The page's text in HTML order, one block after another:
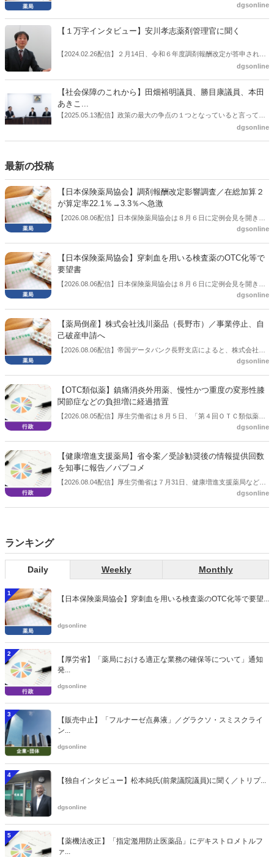
推進」などが目的とされることが多かった地域フォーミュラリの作
た。医薬品の安定供給確保だ。10月22日に開かれた「日本フォーミュ
飯田市）は、会員薬局から安定供給確保への強い要望があったことを
受け、安定供給確保が見込めるPPI３成分について銘柄を含めて選定
dgsonline
【１万字インタビュー】安川孝志薬剤管理官に聞く
【2024.02.26配信】２月14日、令和６年度調剤報酬改定が答申され
た。本紙では、厚生労働省保険局医療課・薬剤管理官の安川孝志氏
dgsonline
【社会保障のこれから】田畑裕明議員、勝目康議員、本田
あきこ...
【2025.05.13配信】政策の最大の争点の１つとなっていると言っても
よいのが社会保障のこれからのあり方だ。特に与党では、政府関係者
dgsonline
最新の投稿
【日本保険薬局協会】調剤報酬改定影響調査／在総加算２
が算定率22.1％→3.3％へ急激
【2026.08.06配信】日本保険薬局協会は８月６日に定例会見を開き、
「令和８年度調剤報酬改定に係る保険薬局への影響」の調査結果を公
3.3％へ大きく低下した。
dgsonline
【日本保険薬局協会】穿刺血を用いる検査薬のOTC化等で
要望書
【2026.08.06配信】日本保険薬局協会は８月６日に定例会見を開き、
「穿刺血を用いる検査薬のOTC化等に関する要望書」を厚生労働省 医
dgsonline
【薬局倒産】株式会社浅川薬品（長野市）／事業停止、自
己破産申請へ
【2026.08.06配信】帝国データバンク長野支店によると、株式会社浅
川薬品（長野市）は7月31日に事業を停止し、自己破産申請の準備に
dgsonline
【OTC類似薬】鎮痛消炎外用薬、慢性かつ重度の変形性膝
関節症などの負担増に経過措置
【2026.08.05配信】厚生労働省は８月５日、「第４回ＯＴＣ類似薬の
保険給付の見直しの実施に向けた技術的検討会」を開催。「中間とり
会等に報告し、令和８年秋頃を目途に結論を得る予定。
dgsonline
【健康増進支援薬局】省令案／受診勧奨後の情報提供回数
を知事に報告／パブコメ
【2026.08.04配信】厚生労働省は７月31日、健康増進支援薬局などに
関する省令案を示し、パブコメを開始した。受診勧奨を行った後に、
dgsonline
ランキング
Daily Weekly Monthly
1
【日本保険薬局協会】穿刺血を用いる検査薬のOTC化等で要望...
dgsonline
2
【厚労省】「薬局における適正な業務の確保等について」通知
発...
dgsonline
3
【販売中止】「フルナーゼ点鼻液」／グラクソ・スミスクライ
ン...
dgsonline
4
【独自インタビュー】松本純氏(前衆議院議員)に聞く／トリプ...
dgsonline
5
【薬機法改正】「指定濫用防止医薬品」にデキストロメトルフ
ァ...